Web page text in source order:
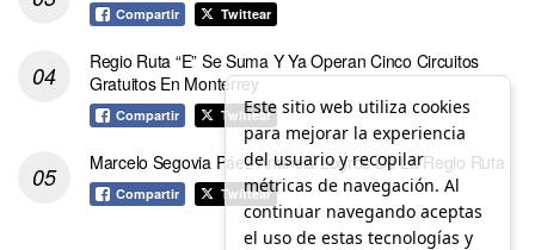
Compartir Twittear
Regio Ruta “E” Se Suma Y Ya Operan Cinco Circuitos
Gratuitos En Monterrey
Compartir Twittear
Marcelo Segovia Páez Anuncia Logros De La Regio Ruta
Compartir Twittear
Este sitio web utiliza cookies
para mejorar la experiencia
del usuario y recopilar
métricas de navegación. Al
continuar navegando aceptas
el uso de estas tecnologías y